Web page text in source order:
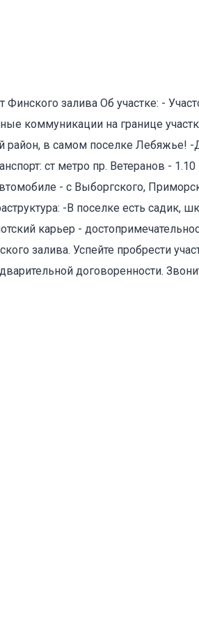
залива Об участке: -
коммуникации на границе
район, в самом поселке Лебяжье! -
ст метро пр. Ветеранов - 1.10
- с Выборгского,
-В поселке есть садик,
карьер -
залива. Успейте пробрести
договоренности.